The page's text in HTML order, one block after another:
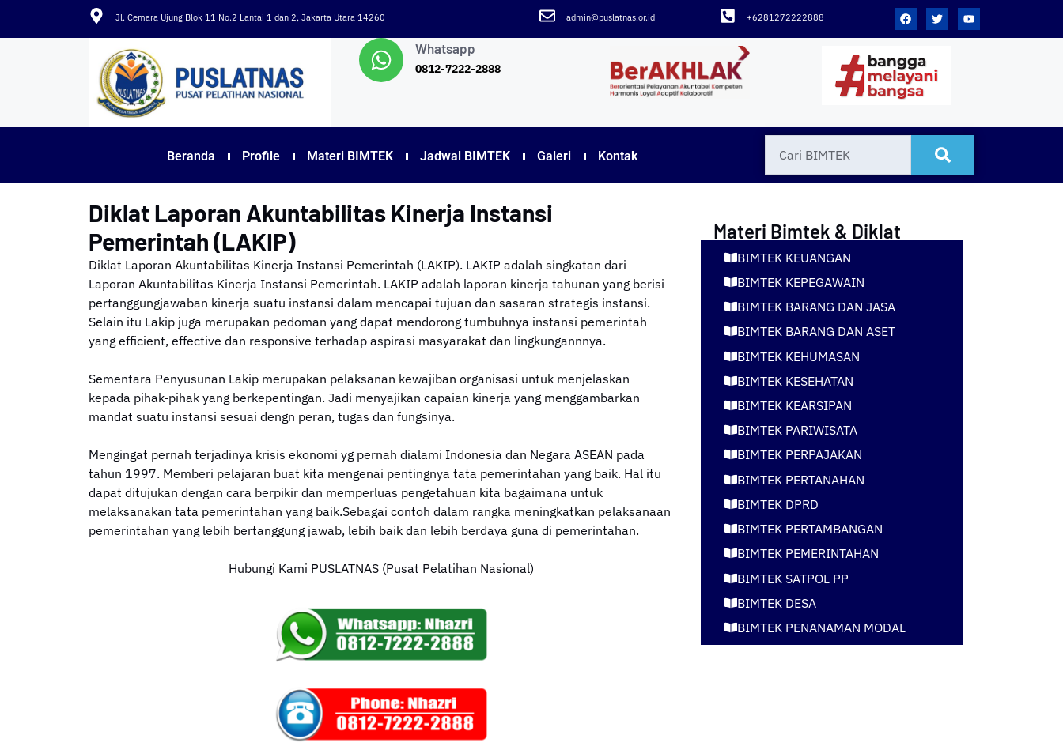
Jl. Cemara Ujung Blok 11 No.2 Lantai 1 dan 2, Jakarta Utara 14260 admin@puslatnas.or.id +6281272222888
Whatsapp
0812-7222-2888
Beranda Profile Materi BIMTEK Jadwal BIMTEK Galeri Kontak
Diklat Laporan Akuntabilitas Kinerja Instansi
Pemerintah (LAKIP)
Diklat Laporan Akuntabilitas Kinerja Instansi Pemerintah (LAKIP). LAKIP adalah singkatan dari
Laporan Akuntabilitas Kinerja Instansi Pemerintah. LAKIP adalah laporan kinerja tahunan yang berisi
pertanggungjawaban kinerja suatu instansi dalam mencapai tujuan dan sasaran strategis instansi.
Selain itu Lakip juga merupakan pedoman yang dapat mendorong tumbuhnya instansi pemerintah
yang efficient, effective dan responsive terhadap aspirasi masyarakat dan lingkungannnya.
Sementara Penyusunan Lakip merupakan pelaksanan kewajiban organisasi untuk menjelaskan
kepada pihak-pihak yang berkepentingan. Jadi menyajikan capaian kinerja yang menggambarkan
mandat suatu instansi sesuai dengn peran, tugas dan fungsinya.
Mengingat pernah terjadinya krisis ekonomi yg pernah dialami Indonesia dan Negara ASEAN pada
tahun 1997. Memberi pelajaran buat kita mengenai pentingnya tata pemerintahan yang baik. Hal itu
dapat ditujukan dengan cara berpikir dan memperluas pengetahuan kita bagaimana untuk
melaksanakan tata pemerintahan yang baik.Sebagai contoh dalam rangka meningkatkan pelaksanaan
pemerintahan yang lebih bertanggung jawab, lebih baik dan lebih berdaya guna di pemerintahan.
Hubungi Kami PUSLATNAS (Pusat Pelatihan Nasional)
Materi Bimtek & Diklat
BIMTEK KEUANGAN
BIMTEK KEPEGAWAIN
BIMTEK BARANG DAN JASA
BIMTEK BARANG DAN ASET
BIMTEK KEHUMASAN
BIMTEK KESEHATAN
BIMTEK KEARSIPAN
BIMTEK PARIWISATA
BIMTEK PERPAJAKAN
BIMTEK PERTANAHAN
BIMTEK DPRD
BIMTEK PERTAMBANGAN
BIMTEK PEMERINTAHAN
BIMTEK SATPOL PP
BIMTEK DESA
BIMTEK PENANAMAN MODAL